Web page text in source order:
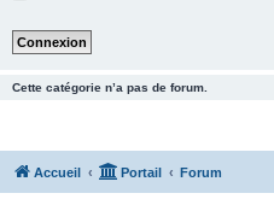
Cette catégorie n’a pas de forum.
Accueil Portail Forum